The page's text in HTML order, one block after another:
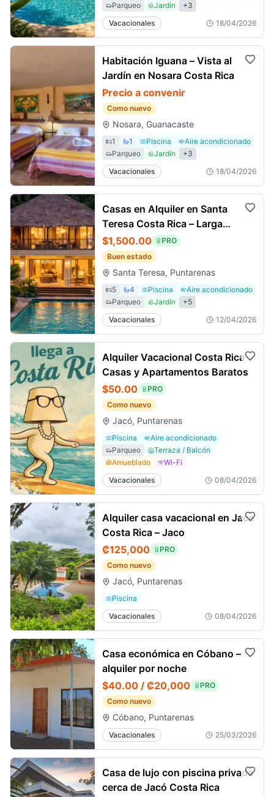
Parqueo
Jardín +3
Vacacionales
18/04/2026
Habitación Iguana – Vista al
Jardín en Nosara Costa Rica
Precio a convenir
Como nuevo
Nosara, Guanacaste
1 1 Piscina
Aire acondicionado
Parqueo
Jardín +3
Vacacionales
18/04/2026
Casas en Alquiler en Santa
Teresa Costa Rica – Larga
Estancia
$1,500.00
PRO
Buen estado
Santa Teresa, Puntarenas
5 4 Piscina
Aire acondicionado
Parqueo
Jardín +5
Vacacionales
12/04/2026
Alquiler Vacacional Costa Rica
Casas y Apartamentos Baratos
$50.00
PRO
Como nuevo
Jacó, Puntarenas
Piscina
Aire acondicionado
Parqueo
Terraza / Balcón
Amueblado
Wi-Fi
Vacacionales
08/04/2026
Alquiler casa vacacional en Jaco
Costa Rica – Jaco
₡125,000
PRO
Como nuevo
Jacó, Puntarenas
Piscina
Vacacionales
08/04/2026
Casa económica en Cóbano –
alquiler por noche
$40.00 / ₡20,000
PRO
Como nuevo
Cóbano, Puntarenas
Vacacionales 25/03/2026
Casa de lujo con piscina privada
cerca de Jacó Costa Rica